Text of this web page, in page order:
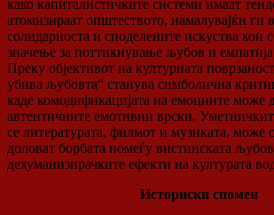
како капиталистичките системи имаат
атомизираат општеството, намалувајќи ги
солидарноста и споделените искуства кои
значење за поттикнување љубов и
Преку објективот на културната
убива љубовта“ станува симболична
каде комодификацијата на емоциите може
автентичните емотивни врски.
се литературата, филмот и музиката, може
доловат борбата помеѓу вистинската
дехуманизирачките ефекти на културата
Историски спомен